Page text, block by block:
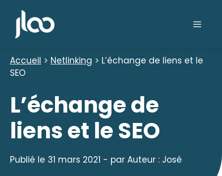
contenu
Accueil > Netlinking > L’échange de liens et le
SEO
L’échange de
liens et le SEO
Publié le 31 mars 2021 - par Auteur : José